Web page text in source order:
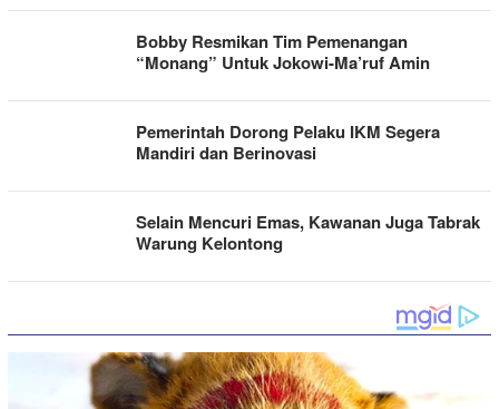
Bobby Resmikan Tim Pemenangan
“Monang” Untuk Jokowi-Ma’ruf Amin
Pemerintah Dorong Pelaku IKM Segera
Mandiri dan Berinovasi
Selain Mencuri Emas, Kawanan Juga Tabrak
Warung Kelontong